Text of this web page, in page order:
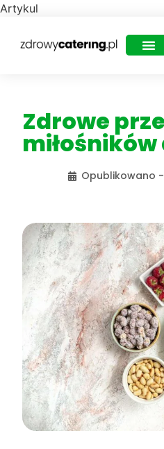
Artykul
Zdrowe
Opublikowano -